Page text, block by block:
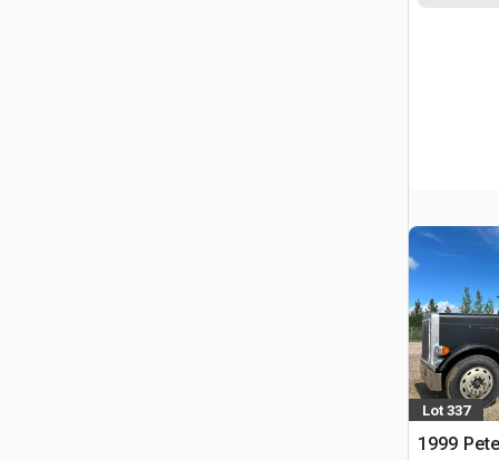
Lot 337
1999